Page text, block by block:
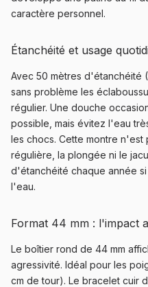
caractère personnel.
Étanchéité et usage
Avec 50 mètres d'étanchéité
sans problème les
régulier. Une douche
possible, mais évitez l'eau
les chocs. Cette montre n'est
régulière, la plongée ni le
d'étanchéité chaque année
l'eau.
Format 44 mm : l'impact
Le boîtier rond de 44 mm
agressivité. Idéal pour les
cm de tour). Le bracelet cuir